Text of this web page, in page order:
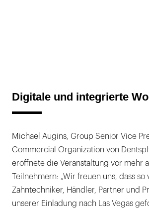
Digitale und integrierte
Michael Augins, Group Senior Vice
Commercial Organization von
eröffnete die Veranstaltung vor mehr
Teilnehmern: „Wir freuen uns, dass so
Zahntechniker, Händler, Partner und
unserer Einladung nach Las Vegas